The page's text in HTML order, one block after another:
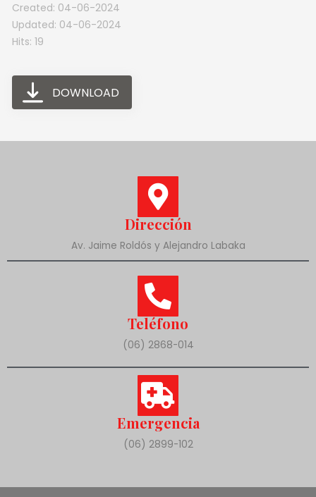
Created: 04-06-2024
Updated: 04-06-2024
Hits: 19
DOWNLOAD
Dirección
Av. Jaime Roldós y Alejandro Labaka
Teléfono
(06) 2868-014
Emergencia
(06) 2899-102